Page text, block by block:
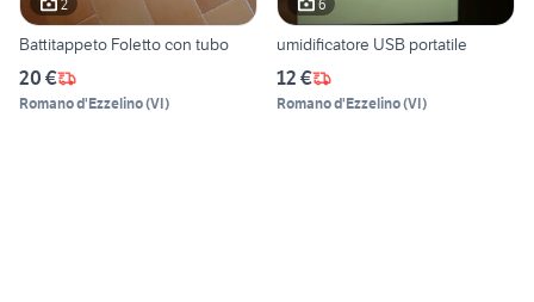
2
Battitappeto Foletto con tubo
20 €
Romano d'Ezzelino(VI)
6
umidificatore USB portatile
12 €
Romano d'Ezzelino(VI)